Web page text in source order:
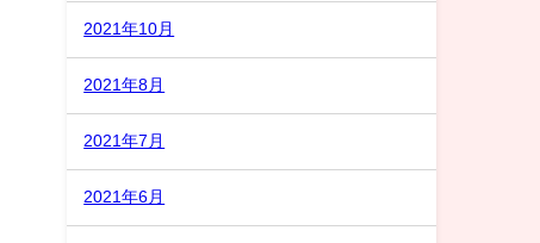
2021年10月
2021年8月
2021年7月
2021年6月